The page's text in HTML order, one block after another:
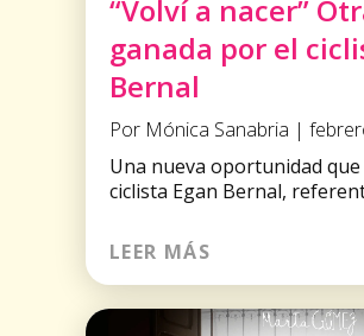
“Volví a nacer”
ganada por el
Bernal
Por Mónica Sanabria |
Una nueva oportunidad
ciclista Egan Bernal,
LEER MÁS